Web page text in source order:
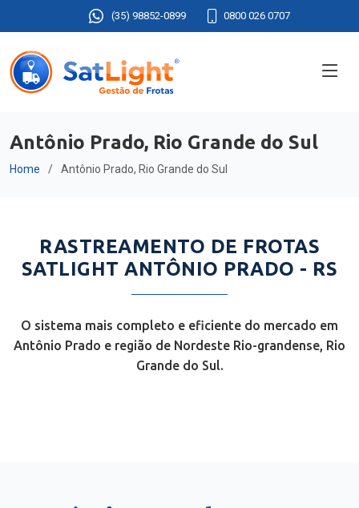
(35) 98852-0899 0800 026 0707
Antônio Prado, Rio Grande do Sul
Home Antônio Prado, Rio Grande do Sul
RASTREAMENTO DE FROTAS
SATLIGHT ANTÔNIO PRADO - RS
O sistema mais completo e eficiente do mercado em
Antônio Prado e região de Nordeste Rio-grandense, Rio
Grande do Sul.